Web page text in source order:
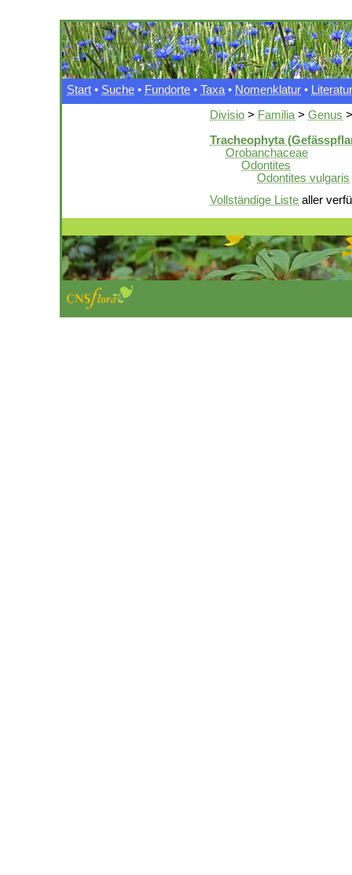
Start • Suche • Fundorte • Taxa • Nomenklatur • Literatur
Divisio > Familia > Genus
Tracheophyta
Orobanchaceae
Odontites
Odontites vulgaris
Vollständige Liste aller